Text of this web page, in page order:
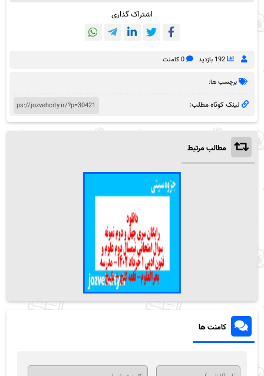
اشتراک گذاری
192 بازدید 0 کامنت
برچسب ها:
لینک کوتاه مطلب:
مطالب مرتبط
کامنت ها